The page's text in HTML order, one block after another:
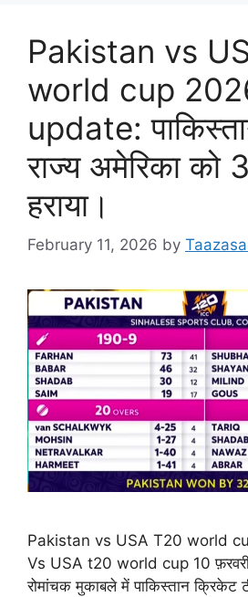
Pakistan vs
world cup
update:
राज्य अमेरिका को
हराया।
February 11, 2026 by
Pakistan vs USA T20 world
Vs USA t20 world cup 10
रोमांचक मुकाबले में पाकिस्तान क्रिकेट